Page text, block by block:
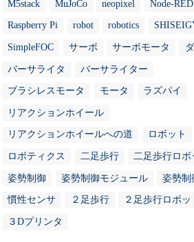
M5stack MuJoCo neopixel Node-RED
Raspberry Pi robot robotics
SimpleFOC サーボ サーボモータ
バーサライタ バーサライター
ブラシレスモータ モータ ラズパイ
リアクションホイール
リアクションホイールへの道 ロボット
ロボティクス 二足歩行 二足歩行ロボ
姿勢制御 姿勢制御モジュール 姿勢制
慣性センサ ２足歩行 ２足歩行ロボッ
３Dプリンタ